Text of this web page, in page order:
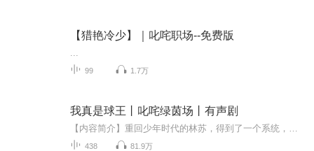
【猎艳冷少】｜叱咤职场--免费版
99 1.7万
我真是球王丨叱咤绿茵场丨有声剧
438 81.9万